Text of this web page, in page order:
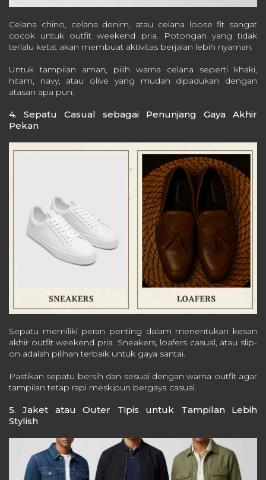
Celana chino, celana denim, atau celana loose fit sangat
cocok untuk outfit weekend pria. Potongan yang tidak
terlalu ketat akan membuat aktivitas berjalan lebih nyaman.
Untuk tampilan aman, pilih warna celana seperti khaki,
hitam, navy, atau olive yang mudah dipadukan dengan
atasan apa pun.
4. Sepatu Casual sebagai Penunjang Gaya Akhir
Pekan
Sepatu memiliki peran penting dalam menentukan kesan
akhir outfit weekend pria. Sneakers, loafers casual, atau slip-
on adalah pilihan terbaik untuk gaya santai.
Pastikan sepatu bersih dan sesuai dengan warna outfit agar
tampilan tetap rapi meskipun bergaya casual.
5. Jaket atau Outer Tipis untuk Tampilan Lebih
Stylish